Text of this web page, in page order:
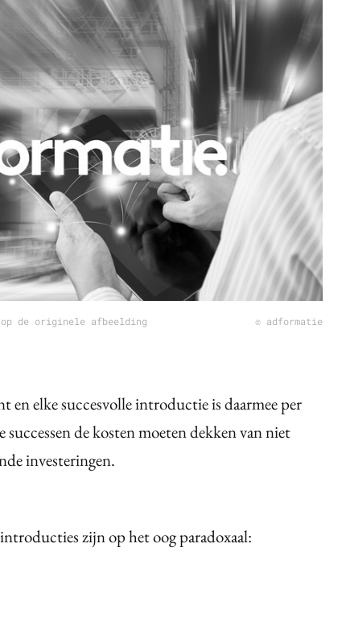
Purpose Marketing
Reputatie & crisis
op de originele afbeelding © adformatie
en elke succesvolle introductie is daarmee per
de kosten moeten dekken van niet
investeringen.
zijn op het oog paradoxaal: